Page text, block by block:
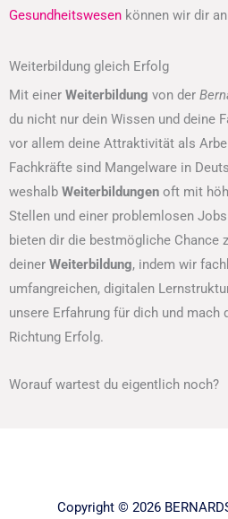
Gesundheitswesen können wir dir
Weiterbildung gleich Erfolg
Mit einer Weiterbildung von der
du nicht nur dein Wissen und deine
vor allem deine Attraktivität als
Fachkräfte sind Mangelware in
weshalb Weiterbildungen oft mit
Stellen und einer problemlosen
bieten dir die bestmögliche Chance
deiner Weiterbildung, indem wir
umfangreichen, digitalen
unsere Erfahrung für dich und mach
Richtung Erfolg.
Worauf wartest du eigentlich noch?
Copyright © 2026